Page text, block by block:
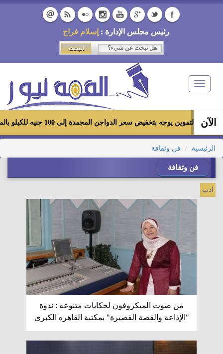
رئيس مجلس الإدارة : إسلام فراج
Toggle
navigation
الآن
التموين يوجه بتخفيض سعر الدواجن المجمدة إلى 100 جنيه للكيلو بالمجمعات الاستهلاكية ومعارض «أهلاً رمضان»
الرئيسية فن وثقافة
فن وثقافة
ادب
من صوت الميكروفون لحكايات متنوعه : ندوة
"الإذاعة والقصة القصيرة" بمكتبة القاهره الكبرى